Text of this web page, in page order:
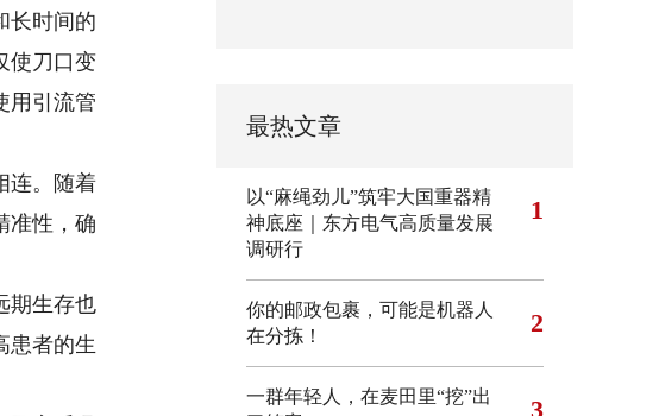
长时间的
使刀口变
用引流管
连。随着
准性，确
期生存也
患者的生
最热文章
以“麻绳劲儿”筑牢大国重器精
神底座｜东方电气高质量发展
调研行
1
你的邮政包裹，可能是机器人
在分拣！
2
一群年轻人，在麦田里“挖”出
3